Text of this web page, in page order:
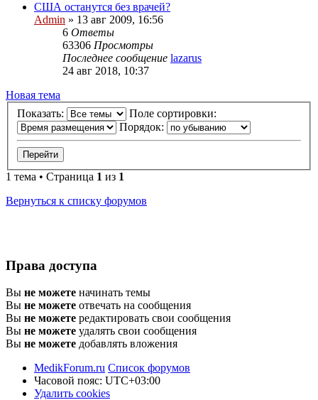
США останутся без врачей?
Admin » 13 авг 2009, 16:56
6 Ответы
63306 Просмотры
Последнее сообщение lazarus
24 авг 2018, 10:37
Новая тема
Показать:
Поле сортировки:
Порядок:
1 тема • Страница 1 из 1
Вернуться к списку форумов
Права доступа
Вы не можете начинать темы
Вы не можете отвечать на сообщения
Вы не можете редактировать свои сообщения
Вы не можете удалять свои сообщения
Вы не можете добавлять вложения
MedikForum.ru Список форумов
Часовой пояс: UTC+03:00
Удалить cookies